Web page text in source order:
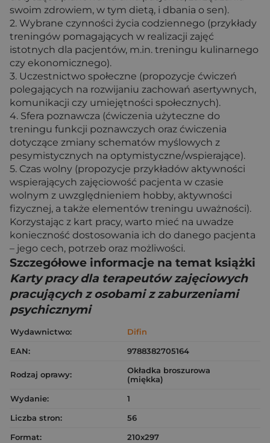
swoim zdrowiem, w tym dietą, i dbania o sen).
2. Wybrane czynności życia codziennego (przykłady
treningów pomagających w realizacji zajęć
istotnych dla pacjentów, m.in. treningu kulinarnego
czy ekonomicznego).
3. Uczestnictwo społeczne (propozycje ćwiczeń
polegających na rozwijaniu zachowań asertywnych,
komunikacji czy umiejętności społecznych).
4. Sfera poznawcza (ćwiczenia użyteczne do
treningu funkcji poznawczych oraz ćwiczenia
dotyczące zmiany schematów myślowych z
pesymistycznych na optymistyczne/wspierające).
5. Czas wolny (propozycje przykładów aktywności
wspierających zajęciowość pacjenta w czasie
wolnym z uwzględnieniem hobby, aktywności
fizycznej, a także elementów treningu uważności).
Korzystając z kart pracy, warto mieć na uwadze
konieczność dostosowania ich do danego pacjenta
– jego cech, potrzeb oraz możliwości.
Szczegółowe informacje na temat książki
Karty pracy dla terapeutów zajęciowych
pracujących z osobami z zaburzeniami
psychicznymi
Wydawnictwo:
Difin
EAN:
9788382705164
Rodzaj oprawy:
Okładka broszurowa
(miękka)
Wydanie:
1
Liczba stron:
56
Format:
210x297